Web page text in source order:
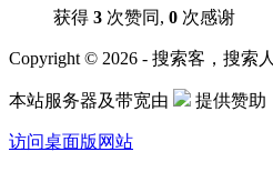
获得 3 次赞同, 0 次感谢
Copyright © 2026 - 搜索客，搜索
本站服务器及带宽由 提供赞助
访问桌面版网站